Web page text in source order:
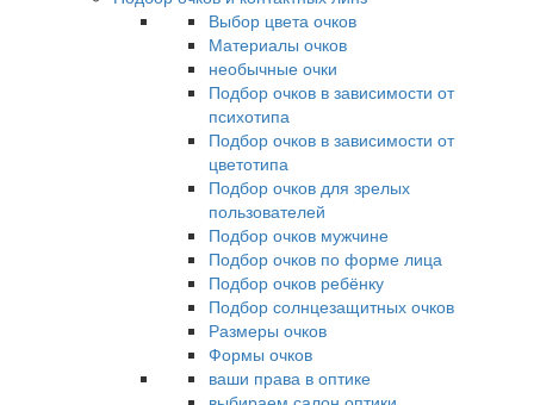
Выбор цвета очков
Материалы очков
необычные очки
Подбор очков в зависимости от
психотипа
Подбор очков в зависимости от
цветотипа
Подбор очков для зрелых
пользователей
Подбор очков мужчине
Подбор очков по форме лица
Подбор очков ребёнку
Подбор солнцезащитных очков
Размеры очков
Формы очков
ваши права в оптике